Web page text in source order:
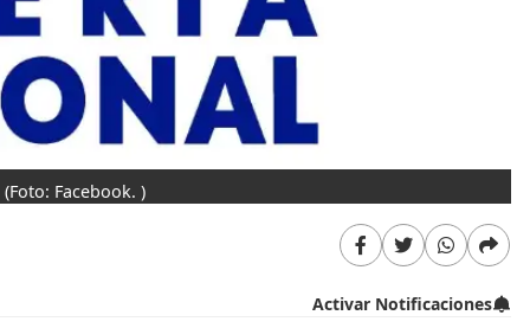
(Foto: Facebook. )
Activar Notificaciones